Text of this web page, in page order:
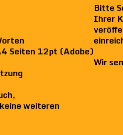
Seiten 12pt (Adobe)
weiteren
Bitte
Ihrer
Wir